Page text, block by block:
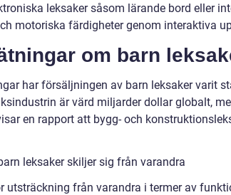
leksaker såsom lärande bord eller
motoriska färdigheter genom interaktiva
om barn
har försäljningen av barn leksaker varit
är värd miljarder dollar globalt,
en rapport att bygg- och
leksaker skiljer sig från varandra
utsträckning från varandra i termer av